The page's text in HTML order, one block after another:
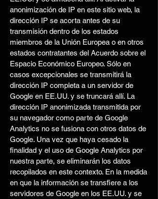
anonimización de IP en este sitio web, la
dirección IP se acorta antes de su
transmisión dentro de los estados
miembros de la Unión Europea o en otros
estados contratantes del Acuerdo sobre el
Espacio Económico Europeo. Sólo en
casos excepcionales se transmitirá la
dirección IP completa a un servidor de
Google en EE.UU. y se truncará allí. La
dirección IP anonimizada transmitida por
su navegador como parte de Google
Analytics no se fusiona con otros datos de
Google. Una vez que haya cesado la
finalidad y el uso de Google Analytics por
nuestra parte, se eliminarán los datos
recopilados en este contexto. En la medida
en que la información se transfiere a los
servidores de Google en los EE.UU. y se